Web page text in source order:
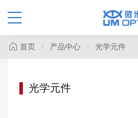
首页 产品中心 光学元件
光学元件